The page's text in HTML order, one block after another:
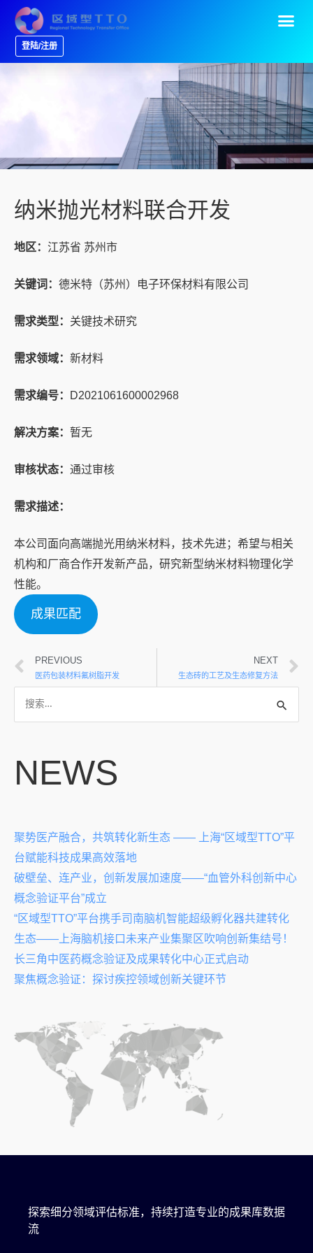
登陆/注册
纳米抛光材料联合开发
地区： 江苏省 苏州市
关键词： 德米特（苏州）电子环保材料有限公司
需求类型： 关键技术研究
需求领域： 新材料
需求编号： D2021061600002968
解决方案： 暂无
审核状态： 通过审核
需求描述：
本公司面向高端抛光用纳米材料，技术先进；希望与相关
机构和厂商合作开发新产品，研究新型纳米材料物理化学
性能。
成果匹配
PREVIOUS
医药包装材料氟树脂开发
NEXT
生态砖的工艺及生态修复方法
NEWS
聚势医产融合，共筑转化新生态 —— 上海“区域型TTO”平
台赋能科技成果高效落地
破壁垒、连产业，创新发展加速度——“血管外科创新中心
概念验证平台”成立
“区域型TTO”平台携手司南脑机智能超级孵化器共建转化
生态——上海脑机接口未来产业集聚区吹响创新集结号！
长三角中医药概念验证及成果转化中心正式启动
聚焦概念验证：探讨疾控领域创新关键环节
探索细分领域评估标准，持续打造专业的成果库数据
流